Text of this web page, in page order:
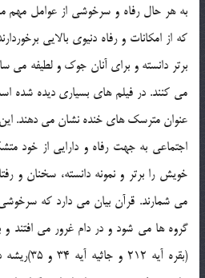
به هر حال رفاه و سرخوشي از عوامل
كه از امكانات و رفاه دنيوي بالايي
برتر دانسته و براي آنان جوك و لطيفه مي
مي كنند. در فيلم هاي بسياري ديده شده
عنوان مترسك هاي خنده نشان مي دهند.
اجتماعي به جهت رفاه و دارايي از خود
خويش را برتر و نمونه دانسته، سخنان و
مي شمارند. قرآن بيان مي دارد كه
گروه ها مي شود و در دام غرور مي افتند و
(بقره آيه